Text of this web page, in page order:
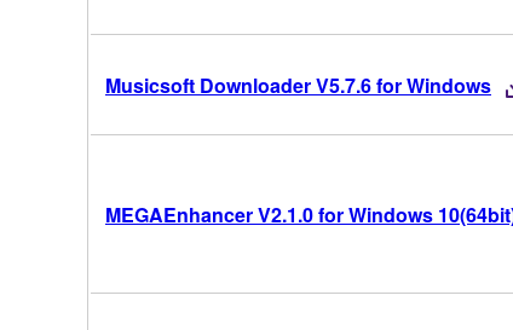
Musicsoft Downloader V5.7.6 for Windows
MEGAEnhancer V2.1.0 for Windows